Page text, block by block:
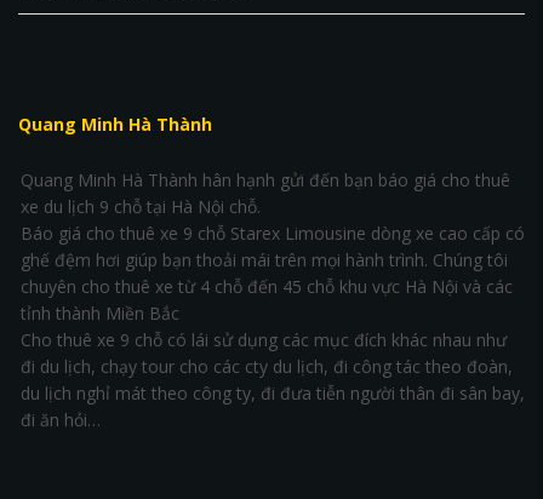
Quang Minh Hà Thành
Quang Minh Hà Thành hân hạnh gửi đến bạn báo giá cho thuê
xe du lịch 9 chỗ tại Hà Nội chỗ.
Báo giá cho thuê xe 9 chỗ Starex Limousine dòng xe cao cấp có
ghế đệm hơi giúp bạn thoải mái trên mọi hành trình. Chúng tôi
chuyên cho thuê xe từ 4 chỗ đến 45 chỗ khu vực Hà Nội và các
tỉnh thành Miền Bắc
Cho thuê xe 9 chỗ có lái sử dụng các mục đích khác nhau như
đi du lịch, chạy tour cho các cty du lịch, đi công tác theo đoàn,
du lịch nghỉ mát theo công ty, đi đưa tiễn người thân đi sân bay,
đi ăn hỏi…